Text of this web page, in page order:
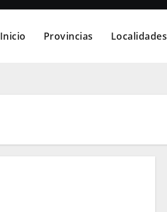
Inicio Provincias Localidades